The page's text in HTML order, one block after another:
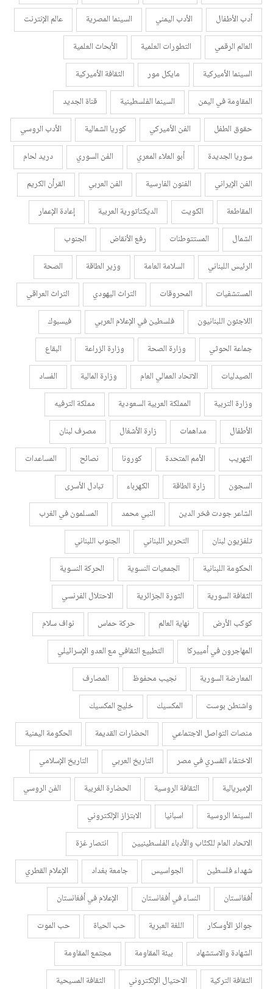
أدب الأطفال الأدب اليمني السينما المصرية
عالم الإنترنت
العالم الرقمي
التطورات العلمية
الأبحاث العلمية
السينما الأميركية
مايكل مور
الثقافة الأميركية
المقاومة في اليمن
السينما الفلسطينية
قناة الجديد
حقوق الطفل
الفن الأميركي كوريا الشمالية
الأدب الروسي
سوريا الجديدة
أبو العلاء المعري الفن السوري
دريد لحام
الفن الإيراني
الفنون الفارسية الفن العربي
القرأن الكريم
المقاطعة
الكويت الديكتاتورية العربية
إعادة الإعمار
الشمال
المستتوطنات رفع الأنقاض
الجنوب
الرئيس اللبناني
السلامة العامة وزير الطاقة
الصحة
المستشفيات
المحروقات التراث اليهودي
التراث العراقي
اللاجئون اللبنانيون
فلسطين في الإعلام العربي
فيسبوك
جماعة الحوثي
وزارة الصحة وزارة الزراعة
البقاع
الصيدليات
الاتحاد العمالي العام وزارة المالية
الفساد
وزارة التربية
المملكة العربية السعودية
مملكة الترفيه
الأطفال
مداهمات زارة الأشغال
مصرف لبنان
التهريب
الأمم المتحدة كورونا نصائح
المساعدات
السجون
زارة الطاقة الكهرباء
تبادل الأسرى
الشاعر جودت فخر الدين
النبي محمد
المسلمون في الغرب
تلفزيون لبنان
التحرير اللبناني
الجنوب اللبناني
الحكومة اللبنانية
الجمعيات النسوية
الحركة النسوية
الثقافة السورية
الثورة الجزائرية
الاحتلال الفرنسي
كوكب الأرض
نهاية العالم حركة حماس
نواف سلام
المهاجرون في أمييركا
التطبيع الثقافي مع العدو الإسرائيلي
المعارضة السورية
نجيب محفوظ
المصارف
واشنطن بوست
المكسيك
خليج المكسيك
منصات التواصل الاجتماعي
الحضارات القديمة
الحكومة اليمنية
الاختفاء القسري في مصر
التاريخ العربي
التاريخ الإسلامي
الإمبريالية
الثقافة الروسية الحضارة الغربية
الفن الروسي
السينما الروسية
اسبانيا
الابتزاز الإلكتروني
الاتحاد العام للكتّاب والأدباء الفلسطينيين
انتصار غزة
شهداء فلسطين
الجواسيس جامعة بغداد
الإعلام القطري
أفغانستان
النساء في أفغانستان
الإعلام في أفغانستان
جوائز الأوسكار
اللغة العبرية حب الحياة
حب الموت
الشهادة والاستشهاد
بيئة المقاومة
مجتمع المقاومة
الثقافة التركية
الاحتيال الإلكتروني
الثقافة المسيحية